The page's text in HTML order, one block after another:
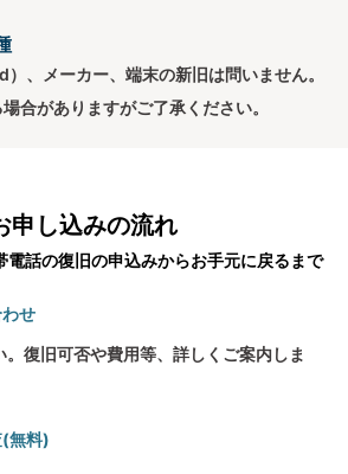
、メーカー、端末の新旧は問いません。
合がありますがご了承ください。
申し込みの流れ
電話の復旧の申込みからお手元に戻るまで
せ
。復旧可否や費用等、詳しくご案内しま
無料)